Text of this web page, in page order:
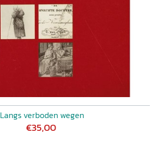
Langs verboden wegen
€35,00